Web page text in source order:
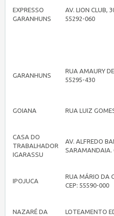
EXPRESSO
GARANHUNS
AV. LION CLUB,
55292-060
GARANHUNS
RUA AMAURY
55295-430
GOIANA RUA LUIZ
CASA DO
TRABALHADOR
IGARASSU
AV. ALFREDO
SARAMANDAIA.
IPOJUCA
RUA MÁRIO DA
CEP: 55590-000
NAZARÉ DA
LOTEAMENTO